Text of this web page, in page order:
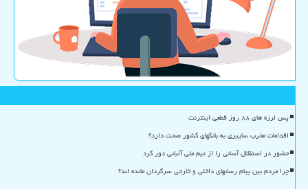
پس لرزه های ۸۸ روز قطعی اینترنت
اقدامات مخرب سایبری به بانکهای کشور صحت دارد؟
حضور در استقلال آسانی را از تیم ملی آلبانی دور کرد
چرا مردم بین پیام رسانهای داخلی و خارجی سرگردان مانده اند؟